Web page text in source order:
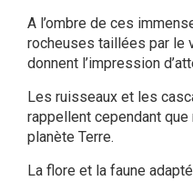
A l’ombre de ces
rocheuses taillées par le
donnent l’impression
Les ruisseaux et les
rappellent cependant
planète Terre.
La flore et la faune